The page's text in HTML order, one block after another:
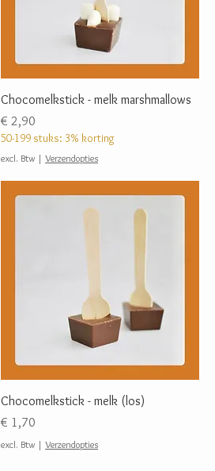
Chocomelkstick - melk marshmallows
Prijs
€ 2,90
50-199 stuks: 3% korting
excl. Btw | Verzendopties
Chocomelkstick - melk (los)
Prijs
€ 1,70
excl. Btw | Verzendopties